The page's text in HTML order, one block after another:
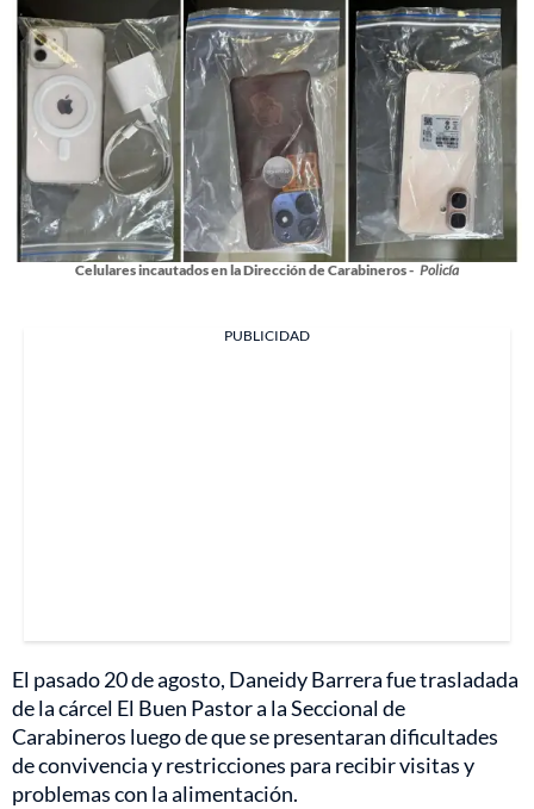
Celulares incautados en la Dirección de Carabineros - Policía
PUBLICIDAD
El pasado 20 de agosto, Daneidy Barrera fue trasladada
de la cárcel El Buen Pastor a la Seccional de
Carabineros luego de que se presentaran dificultades
de convivencia y restricciones para recibir visitas y
problemas con la alimentación.